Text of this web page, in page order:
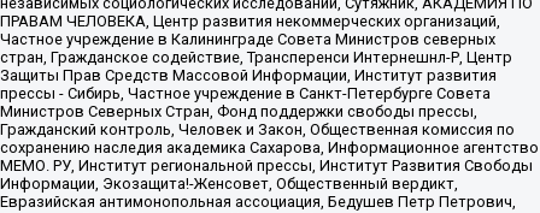
ПРАВАМ ЧЕЛОВЕКА, Центр развития некоммерческих организаций,
Частное учреждение в Калининграде Совета Министров северных
стран, Гражданское содействие, Трансперенси Интернешнл-Р, Центр
Защиты Прав Средств Массовой Информации, Институт развития
прессы - Сибирь, Частное учреждение в Санкт-Петербурге Совета
Министров Северных Стран, Фонд поддержки свободы прессы,
Гражданский контроль, Человек и Закон, Общественная комиссия по
сохранению наследия академика Сахарова, Информационное агентство
МЕМО. РУ, Институт региональной прессы, Институт Развития Свободы
Информации, Экозащита!-Женсовет, Общественный вердикт,
Евразийская антимонопольная ассоциация, Бедушев Петр Петрович,